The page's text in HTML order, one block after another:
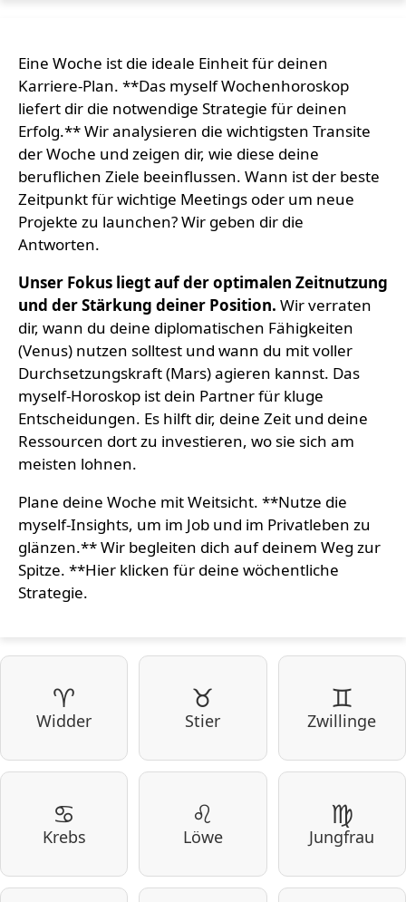
Eine Woche ist die ideale Einheit für deinen
Karriere-Plan. **Das myself Wochenhoroskop
liefert dir die notwendige Strategie für deinen
Erfolg.** Wir analysieren die wichtigsten Transite
der Woche und zeigen dir, wie diese deine
beruflichen Ziele beeinflussen. Wann ist der beste
Zeitpunkt für wichtige Meetings oder um neue
Projekte zu launchen? Wir geben dir die
Antworten.
Unser Fokus liegt auf der optimalen Zeitnutzung
und der Stärkung deiner Position. Wir verraten
dir, wann du deine diplomatischen Fähigkeiten
(Venus) nutzen solltest und wann du mit voller
Durchsetzungskraft (Mars) agieren kannst. Das
myself-Horoskop ist dein Partner für kluge
Entscheidungen. Es hilft dir, deine Zeit und deine
Ressourcen dort zu investieren, wo sie sich am
meisten lohnen.
Plane deine Woche mit Weitsicht. **Nutze die
myself-Insights, um im Job und im Privatleben zu
glänzen.** Wir begleiten dich auf deinem Weg zur
Spitze. **Hier klicken für deine wöchentliche
Strategie.
♈
Widder
♉
Stier
♊
Zwillinge
♋
Krebs
♌
Löwe
♍
Jungfrau